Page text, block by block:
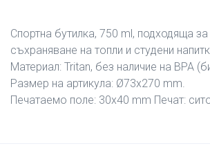
Спортна бутилка, 750 ml, подходяща за
съхраняване на топли и студени
Материал: Tritan, без наличие на BPA
Размер на артикула: Ø73х270 mm.
Печатаемо поле: 30х40 mm Печат: